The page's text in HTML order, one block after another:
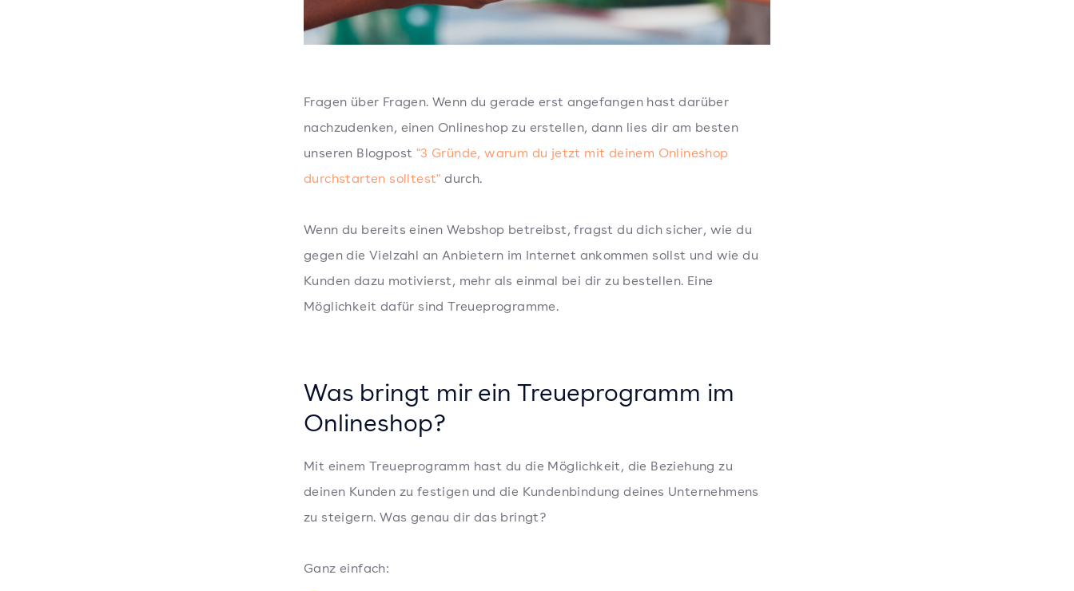
Fragen über Fragen. Wenn du gerade erst angefangen hast darüber
nachzudenken, einen Onlineshop zu erstellen, dann lies dir am besten
unseren Blogpost "3 Gründe, warum du jetzt mit deinem Onlineshop
durchstarten solltest" durch.
Wenn du bereits einen Webshop betreibst, fragst du dich sicher, wie du
gegen die Vielzahl an Anbietern im Internet ankommen sollst und wie du
Kunden dazu motivierst, mehr als einmal bei dir zu bestellen. Eine
Möglichkeit dafür sind Treueprogramme.
Was bringt mir ein Treueprogramm im
Onlineshop?
Mit einem Treueprogramm hast du die Möglichkeit, die Beziehung zu
deinen Kunden zu festigen und die Kundenbindung deines Unternehmens
zu steigern. Was genau dir das bringt?
Ganz einfach: